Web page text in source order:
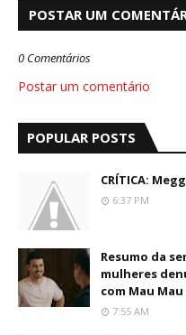
POSTAR UM
0 Comentários
Postar um comentário
POPULAR POSTS
CRÍTICA:
6:37 PM
Resumo da
mulheres
com Mau Mau
7:55 AM